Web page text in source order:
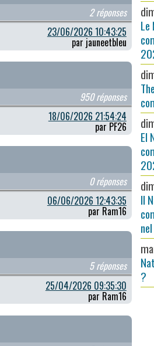
2 réponses
23/06/2026 10:43:25
par jauneetbleu
950 réponses
18/06/2026 21:54:24
par PF26
0 réponses
06/06/2026 12:43:35
par Ram16
5 réponses
25/04/2026 09:35:30
par Ram16
Le
El
Il
?